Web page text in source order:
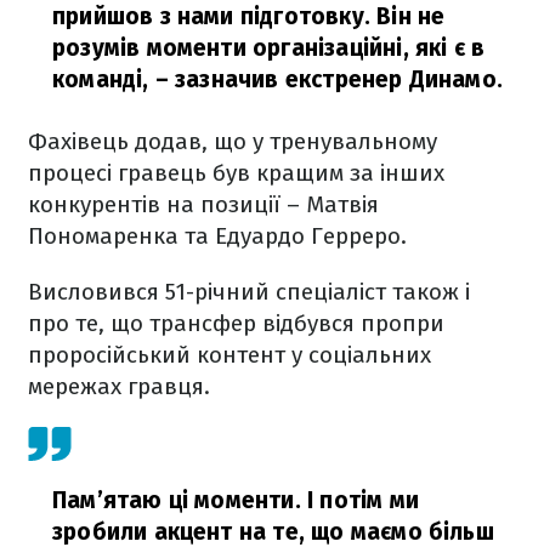
прийшов з нами підготовку. Він не
розумів моменти організаційні, які є в
команді, – зазначив екстренер Динамо.
Фахівець додав, що у тренувальному
процесі гравець був кращим за інших
конкурентів на позиції – Матвія
Пономаренка та Едуардо Герреро.
Висловився 51-річний спеціаліст також і
про те, що трансфер відбувся пропри
проросійський контент у соціальних
мережах гравця.
Пам’ятаю ці моменти. І потім ми
зробили акцент на те, що маємо більш